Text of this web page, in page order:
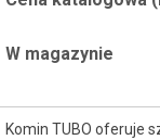
W magazynie
Komin TUBO oferuje